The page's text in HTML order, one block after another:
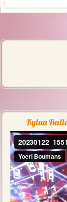
Kylua
Videospeler